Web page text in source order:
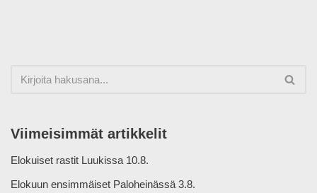
Viimeisimmät artikkelit
Elokuiset rastit Luukissa 10.8.
Elokuun ensimmäiset Paloheinässä 3.8.